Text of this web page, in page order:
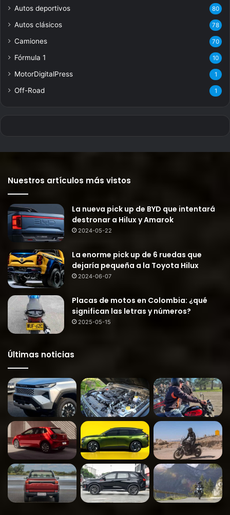
Autos deportivos 80
Autos clásicos 78
Camiones 70
Fórmula 1 10
MotorDigitalPress 1
Off-Road 1
Nuestros artículos más vistos
La nueva pick up de BYD que intentará
destronar a Hilux y Amarok
2024-05-22
La enorme pick up de 6 ruedas que
dejaría pequeña a la Toyota Hilux
2024-06-07
Placas de motos en Colombia: ¿qué
significan las letras y números?
2025-05-15
Últimas noticias